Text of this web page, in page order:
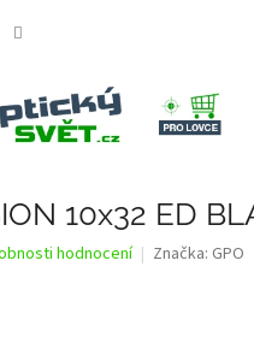
10x32 ED
hodnocení Značka: GPO